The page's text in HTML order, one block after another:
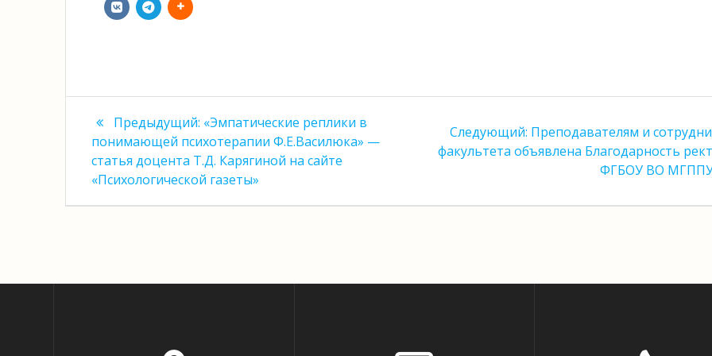
Навигация
по
записям
Предыдущий: Предыдущая
запись:
«Эмпатические реплики в
понимающей психотерапии Ф.Е.Василюка» —
статья доцента Т.Д. Карягиной на сайте
«Психологической газеты»
Следующий: Следующая
запись:
Преподавателям и
факультета объявлена Благодарность
ФГБОУ ВО